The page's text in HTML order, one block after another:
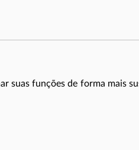
suas funções de forma mais